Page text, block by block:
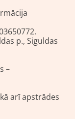
p., Siguldas
–
arī apstrādes